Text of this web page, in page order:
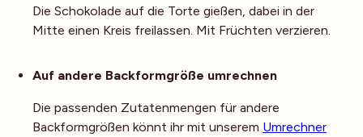
Die Schokolade auf die Torte gießen, dabei in der
Mitte einen Kreis freilassen. Mit Früchten verzieren.
Auf andere Backformgröße umrechnen
Die passenden Zutatenmengen für andere
Backformgrößen könnt ihr mit unserem Umrechner
Noch mehr Tipps